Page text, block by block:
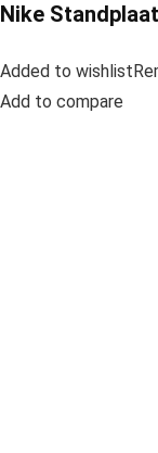
Nike
Added to
Add to compare